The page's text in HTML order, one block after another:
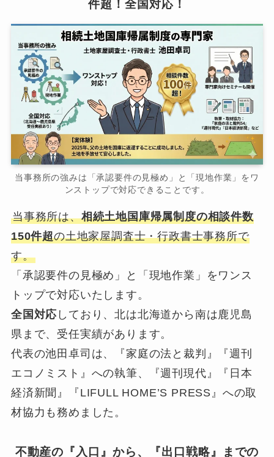
件超！全国対応！
当事務所の強みは「承認要件の見極め」と「現地作業」をワ
ンストップで対応できることです。
当事務所は、相続土地国庫帰属制度の相談件数
150件超の土地家屋調査士・行政書士事務所で
す。
「承認要件の見極め」と「現地作業」をワンス
トップで対応いたします。
全国対応 しており、北は北海道から南は鹿児島
県まで、受任実績があります。
代表の池田卓司は、『家庭の法と裁判』『週刊
エコノミスト』への執筆、『週刊現代』『日本
経済新聞』『LIFULL HOME’S PRESS』への取
材協力も務めました。
不動産の『入口』から、『出口戦略』までの